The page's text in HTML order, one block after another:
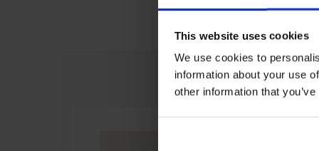
This website uses cookies
We use cookies to
information about your use
other information that